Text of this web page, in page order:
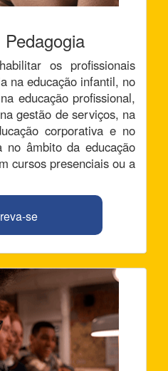
os profissionais
na educação infantil, no
educação profissional,
gestão de serviços, na
corporativa e no
âmbito da educação
cursos presenciais ou a
se